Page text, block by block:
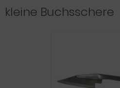
kleine Buchsschere